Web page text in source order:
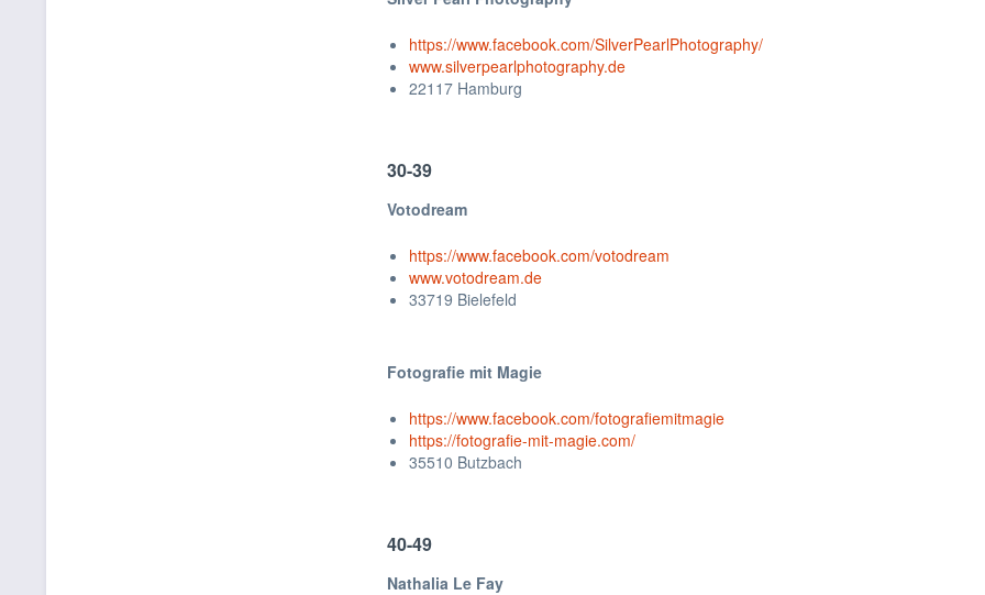
https://www.facebook.com/SilverPearlPhotography/
www.silverpearlphotography.de
22117 Hamburg
30-39
Votodream
https://www.facebook.com/votodream
www.votodream.de
33719 Bielefeld
Fotografie mit Magie
https://www.facebook.com/fotografiemitmagie
https://fotografie-mit-magie.com/
35510 Butzbach
40-49
Nathalia Le Fay